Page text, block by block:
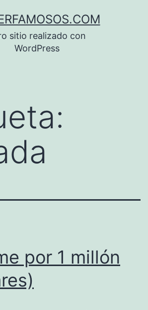
sitio realizado con
WordPress
por 1 millón